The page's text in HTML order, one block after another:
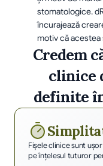
stomatologice.
încurajează
motiv că
Credem
clinice
definite
Fişele clinice sunt
pe înţelesul tuturor